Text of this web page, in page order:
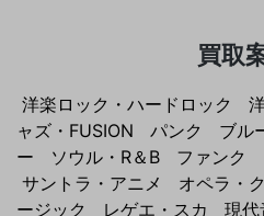
買取
洋楽ロック・ハードロック
ャズ・FUSION
パンク ブル
ー
ソウル・R＆B ファンク
サントラ・アニメ
オペラ・
ージック
レゲエ・スカ 現代